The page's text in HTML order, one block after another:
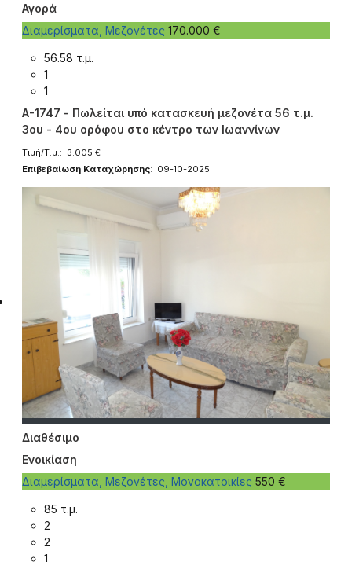
Αγορά
Διαμερίσματα, Μεζονέτες 170.000 €
56.58 τ.μ.
1
1
A-1747 - Πωλείται υπό κατασκευή μεζονέτα 56 τ.μ.
3ου - 4ου ορόφου στο κέντρο των Ιωαννίνων
Τιμή/Τ.μ.: 3.005 €
Επιβεβαίωση Καταχώρησης: 09-10-2025
Διαθέσιμο
Ενοικίαση
Διαμερίσματα, Μεζονέτες, Μονοκατοικίες 550 €
85 τ.μ.
2
2
1